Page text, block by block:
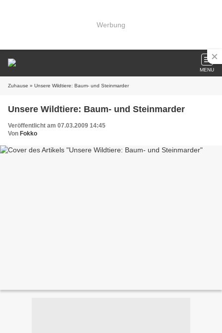
Werbung
MENU
Zuhause » Unsere Wildtiere: Baum- und Steinmarder
Unsere Wildtiere: Baum- und Steinmarder
Veröffentlicht am 07.03.2009 14:45
Von Fokko